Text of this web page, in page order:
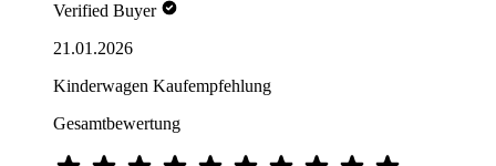
Verified Buyer
21.01.2026
Kinderwagen Kaufempfehlung
Gesamtbewertung